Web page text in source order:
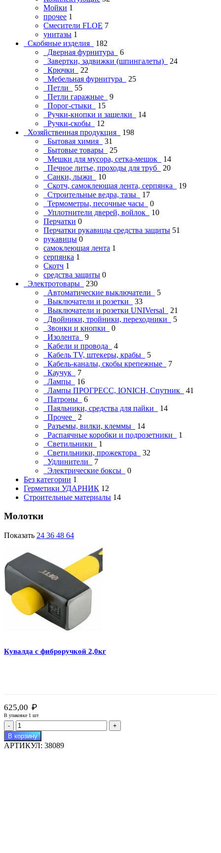
Мойки 1
прочее 1
Смесители FLOE 7
унитазы 1
Скобяные изделия
182
Дверная фурнитура
6
Завертки, задвижки (шпингалеты)
24
Крючки
22
Мебельная фурнитура
25
Петли
55
Петли гаражные
9
Порог-стыки
15
Ручки-кнопки и защелки
14
Ручки-скобы
12
Хозяйственная продукция
198
Бытовая химия
31
Бытовые товары
25
Мешки для мусора, сетка-мешок
14
Печное литье, проходы для труб
20
Санки, лыжи
10
Скотч, самоклеющая лента, серпянка
19
Строительные ведра, тазы
17
Термометры, песочные часы
0
Уплотнители дверей, войлок
10
Перчатки 0
Перчатки рукавицы средства защиты 51
рукавицы 0
самоклеющая лента 1
серпянка 1
Скотч 1
средства защиты 0
Электротовары
230
Автоматические выключатели
5
Выключатели и розетки
33
Выключатели и розетки UNIVersal
21
Двойники, тройники, переходники
5
Звонки и кнопки
0
Изолента
9
Кабели и провода
4
Кабель TV, штекеры, крабы
5
Кабель-каналы, скобы крепежные
7
Каучук
7
Лампы
16
Лампы ПРОГРЕСС, IONICH, Спутник
41
Патроны
6
Паяльники, средства для пайки
14
Прочее
2
Разъемы, вилки, клеммы
14
Распаячные коробки и подрозетники
1
Светильники
1
Светильники, прожектора
32
Удлинители
7
Электрические боксы
0
Без категории 1
Герметики УДАРНИК 12
Строительные материалы 14
Молотки
Показать 24 36 48 64
Кувалда с фиброручкой 2,0кг
625,00 ₽
В упаковке 1 шт
Количество
товара
Кувалда
с
В корзину
АРТИКУЛ: 38089